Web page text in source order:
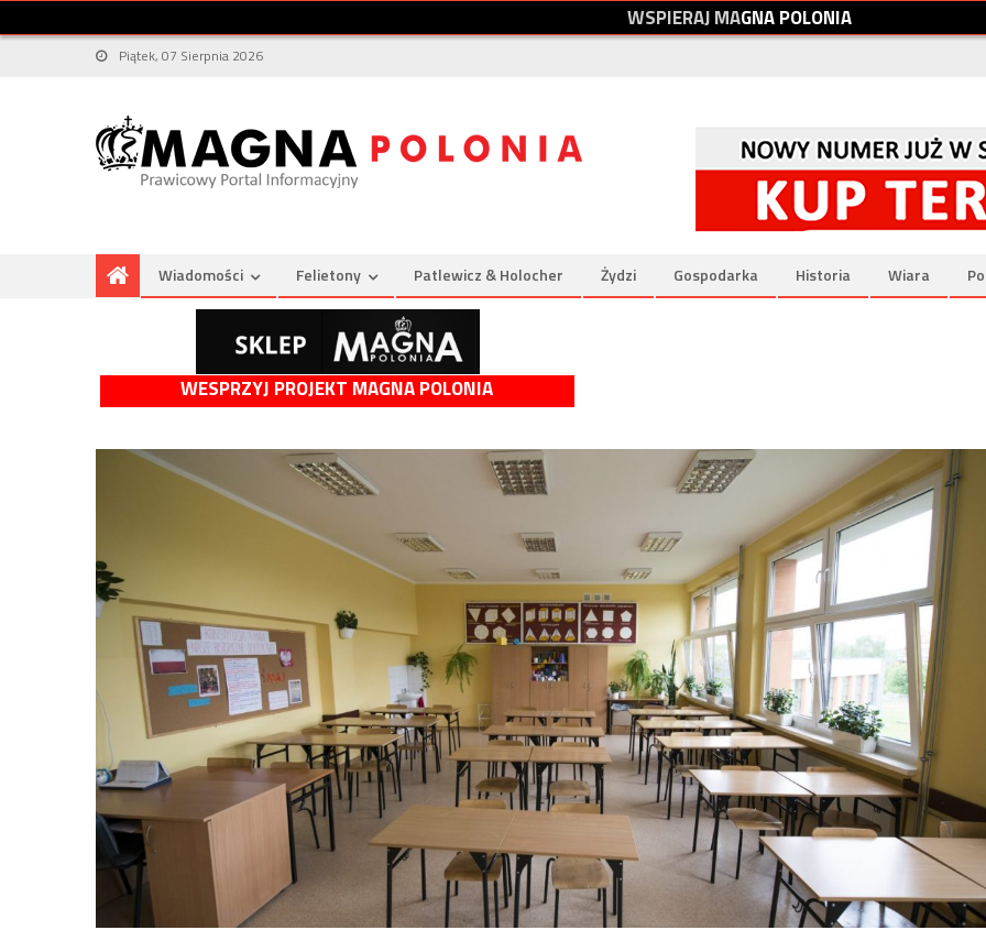
WSPIERAJMAGNAPOLONIA
Piątek, 07 Sierpnia 2026
Wiadomości Felietony Patlewicz & Holocher Żydzi Gospodarka Historia Wiara
WESPRZYJ PROJEKT MAGNA POLONIA